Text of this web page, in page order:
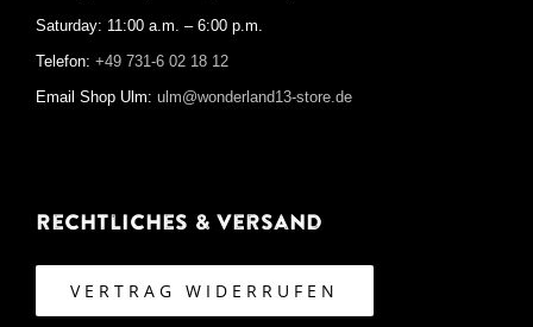
Saturday: 11:00 a.m. – 6:00 p.m.
Telefon: +49 731-6 02 18 12
Email Shop Ulm: ulm@wonderland13-store.de
Rechtliches & Versand
VERTRAG WIDERRUFEN